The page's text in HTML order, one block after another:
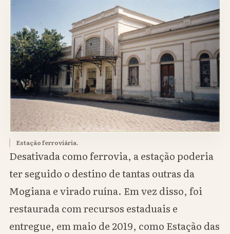
Estação ferroviária.
Desativada como ferrovia, a estação poderia
ter seguido o destino de tantas outras da
Mogiana e virado ruína. Em vez disso, foi
restaurada com recursos estaduais e
entregue, em maio de 2019, como Estação das